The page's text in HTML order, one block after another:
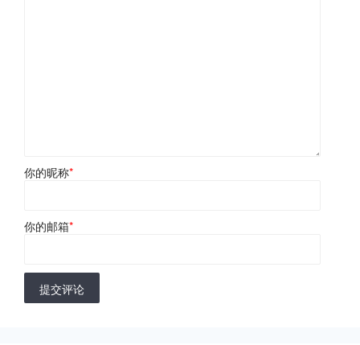
你的昵称*
你的邮箱*
提交评论